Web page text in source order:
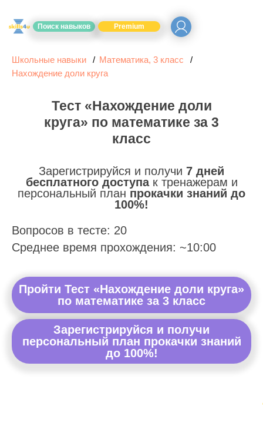
Поиск навыков Premium
Школьные навыки
Математика, 3 класс
Нахождение доли круга
Тест «Нахождение доли
круга» по математике за 3
класс
Зарегистрируйся и получи 7 дней
бесплатного доступак тренажерам и
персональный план прокачки знаний до
100%!
Вопросов в тесте: 20
Среднее время прохождения: ~10:00
Пройти Тест «Нахождение доли круга»
по математике за 3 класс
Зарегистрируйся и получи
персональный план прокачки знаний
до 100%!